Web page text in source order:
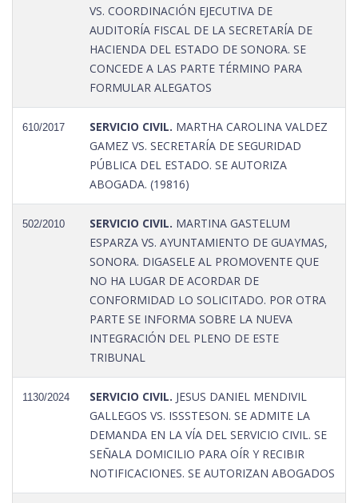
VS. COORDINACIÓN EJECUTIVA DE
AUDITORÍA FISCAL DE LA SECRETARÍA DE
HACIENDA DEL ESTADO DE SONORA. SE
CONCEDE A LAS PARTE TÉRMINO PARA
FORMULAR ALEGATOS
610/2017 SERVICIO CIVIL. MARTHA CAROLINA VALDEZ
GAMEZ VS. SECRETARÍA DE SEGURIDAD
PÚBLICA DEL ESTADO. SE AUTORIZA
ABOGADA. (19816)
502/2010 SERVICIO CIVIL. MARTINA GASTELUM
ESPARZA VS. AYUNTAMIENTO DE GUAYMAS,
SONORA. DIGASELE AL PROMOVENTE QUE
NO HA LUGAR DE ACORDAR DE
CONFORMIDAD LO SOLICITADO. POR OTRA
PARTE SE INFORMA SOBRE LA NUEVA
INTEGRACIÓN DEL PLENO DE ESTE
TRIBUNAL
1130/2024 SERVICIO CIVIL. JESUS DANIEL MENDIVIL
GALLEGOS VS. ISSSTESON. SE ADMITE LA
DEMANDA EN LA VÍA DEL SERVICIO CIVIL. SE
SEÑALA DOMICILIO PARA OÍR Y RECIBIR
NOTIFICACIONES. SE AUTORIZAN ABOGADOS